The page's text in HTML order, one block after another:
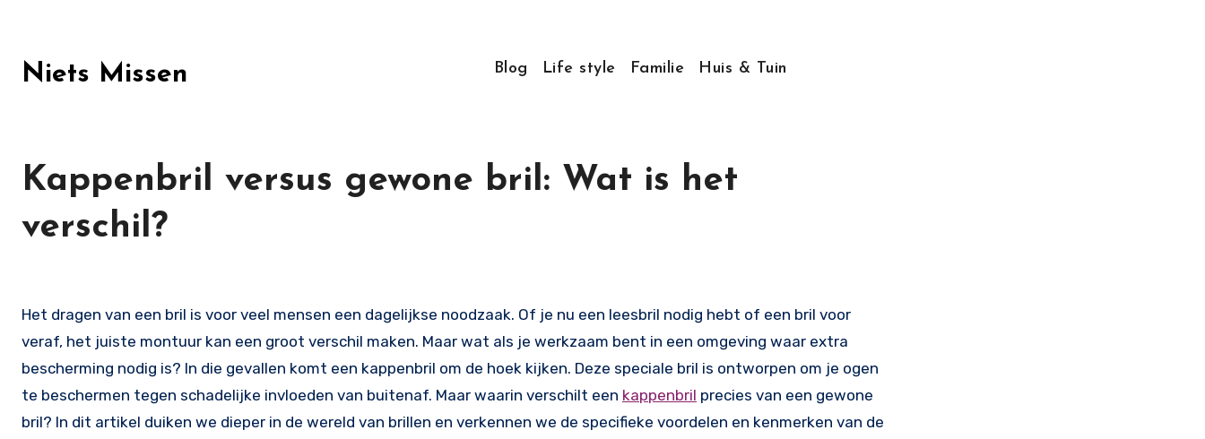
contentNiets Missen Blog Life style Familie Huis & Tuin
Kappenbril versus gewone bril: Wat is het
verschil?
Het dragen van een bril is voor veel mensen een dagelijkse noodzaak. Of je nu een leesbril nodig hebt of een bril voor
veraf, het juiste montuur kan een groot verschil maken. Maar wat als je werkzaam bent in een omgeving waar extra
bescherming nodig is? In die gevallen komt een kappenbril om de hoek kijken. Deze speciale bril is ontworpen om je ogen
te beschermen tegen schadelijke invloeden van buitenaf. Maar waarin verschilt een kappenbril precies van een gewone
bril? In dit artikel duiken we dieper in de wereld van brillen en verkennen we de specifieke voordelen en kenmerken van de